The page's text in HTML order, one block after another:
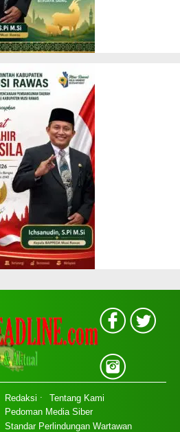
Redaksi
Tentang Kami
Pedoman Media Siber
Standar Perlindungan Wartawan